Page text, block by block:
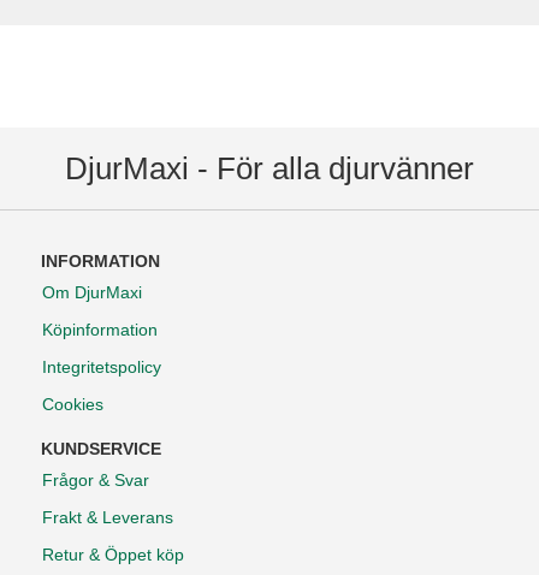
DjurMaxi - För alla djurvänner
INFORMATION
Om DjurMaxi
Köpinformation
Integritetspolicy
Cookies
KUNDSERVICE
Frågor & Svar
Frakt & Leverans
Retur & Öppet köp